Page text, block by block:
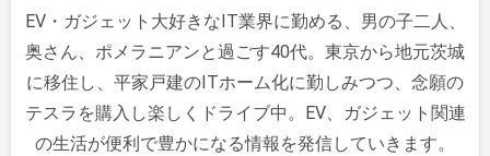
シ
ョ
ン
EV・ガジェット大好きなIT業界に勤める、男の子二人、
奥さん、ポメラニアンと過ごす40代。東京から地元茨城
に移住し、平家戸建のITホーム化に勤しみつつ、念願の
テスラを購入し楽しくドライブ中。EV、ガジェット関連
の生活が便利で豊かになる情報を発信していきます。